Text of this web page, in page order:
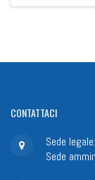
CONTATTACI
Sede
Sede